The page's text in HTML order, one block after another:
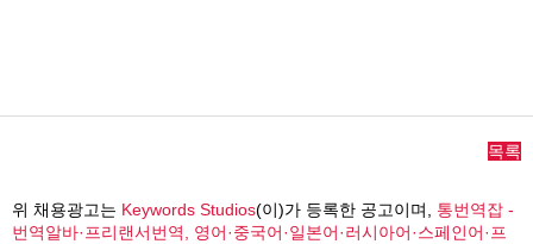
목록
위 채용광고는 Keywords Studios(이)가 등록한 공고이며, 통번역잡 -
번역알바·프리랜서번역, 영어·중국어·일본어·러시아어·스페인어·프